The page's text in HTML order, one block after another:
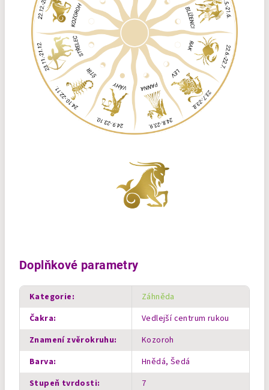
Doplňkové parametry
Kategorie:
Záhněda
Čakra:
Vedlejší centrum rukou
Znamení zvěrokruhu:
Kozoroh
Barva:
Hnědá, Šedá
Stupeň tvrdosti:
7